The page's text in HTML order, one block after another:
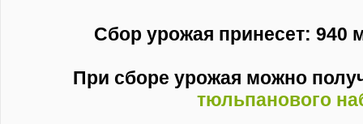
Сбор урожая принесет: 940
При сборе урожая можно
тюльпанового